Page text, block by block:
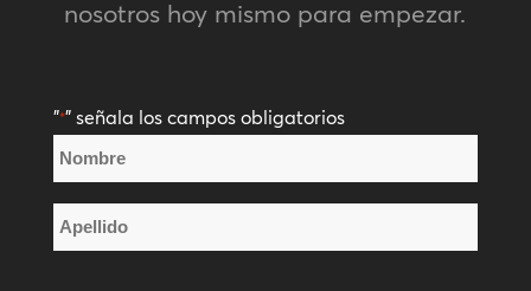
nosotros hoy mismo para empezar.
"*" señala los campos obligatorios
Nombre
*